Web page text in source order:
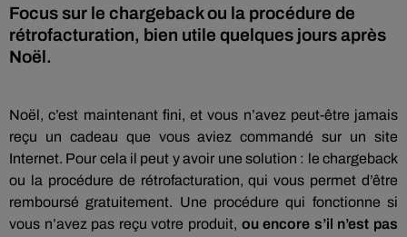
Focus sur le chargeback ou la procédure de
rétrofacturation, bien utile quelques jours après
Noël.
Noël, c’est maintenant fini, et vous n’avez peut-être jamais
reçu un cadeau que vous aviez commandé sur un site
Internet. Pour cela il peut y avoir une solution : le chargeback
ou la procédure de rétrofacturation, qui vous permet d’être
remboursé gratuitement. Une procédure qui fonctionne si
vous n’avez pas reçu votre produit, ou encore s’il n’est pas